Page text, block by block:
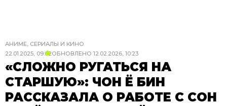
АНИМЕ, СЕРИАЛЫ И КИНО
22.01.2025, 09:02ОБНОВЛЕНО 12.02.2026, 10:23
«СЛОЖНО РУГАТЬСЯ НА
СТАРШУЮ»: ЧОН Ё БИН
РАССКАЗАЛА О РАБОТЕ С СОН